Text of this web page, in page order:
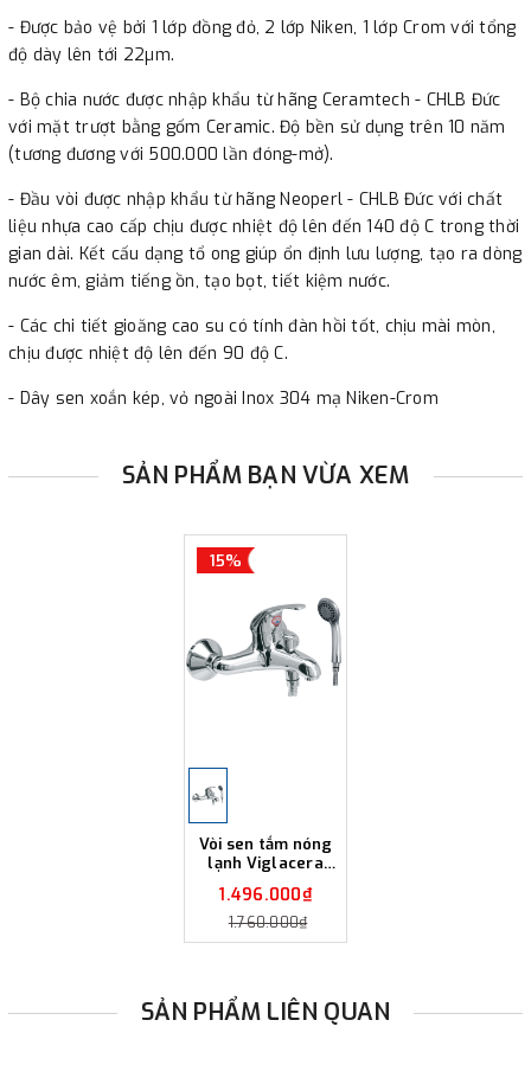
- Được bảo vệ bởi 1 lớp đồng đỏ, 2 lớp Niken, 1 lớp Crom với tổng
độ dày lên tới 22µm.
- Bộ chia nước được nhập khẩu từ hãng Ceramtech - CHLB Đức
với mặt trượt bằng gốm Ceramic. Độ bền sử dụng trên 10 năm
(tương đương với 500.000 lần đóng-mở).
- Đầu vòi được nhập khẩu từ hãng Neoperl - CHLB Đức với chất
liệu nhựa cao cấp chịu được nhiệt độ lên đến 140 độ C trong thời
gian dài. Kết cấu dạng tổ ong giúp ổn định lưu lượng, tạo ra dòng
nước êm, giảm tiếng ồn, tạo bọt, tiết kiệm nước.
- Các chi tiết gioăng cao su có tính đàn hồi tốt, chịu mài mòn,
chịu được nhiệt độ lên đến 90 độ C.
- Dây sen xoắn kép, vỏ ngoài Inox 304 mạ Niken-Crom
SẢN PHẨM BẠN VỪA XEM
15%
Vòi sen tắm nóng
lạnh Viglacera
1.496.000₫
1.760.000₫
SẢN PHẨM LIÊN QUAN